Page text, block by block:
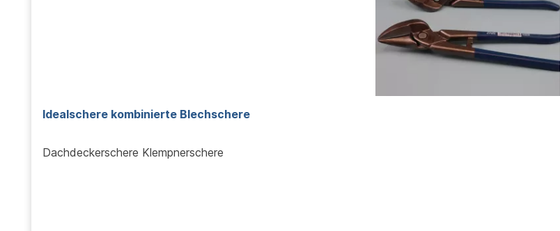
Idealschere kombinierte Blechschere
Dachdeckerschere Klempnerschere